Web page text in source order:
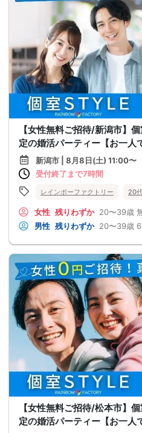
【女性無料ご招待/新潟市】
定の婚活パーティー【お一人
新潟市 | 8月8日(土) 11:00〜
受付終了まで7時間
レインボーファクトリー 20
女性 残りわずか 20〜39歳
男性 残りわずか 20〜39歳
【女性無料ご招待/松本市】
定の婚活パーティー【お一人